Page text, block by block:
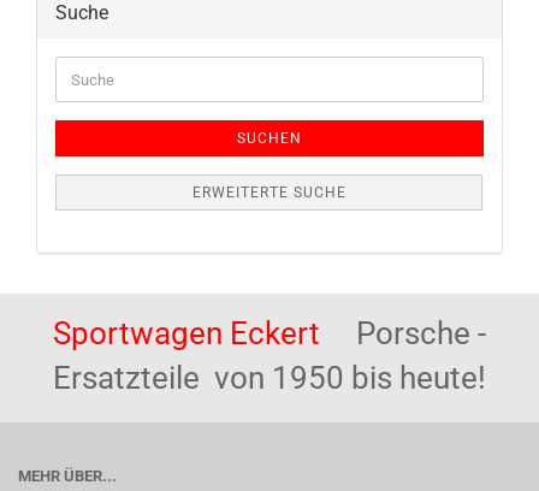
Suche
SUCHEN
ERWEITERTE SUCHE
Sportwagen Eckert Porsche -
Ersatzteile von 1950 bis heute!
MEHR ÜBER...